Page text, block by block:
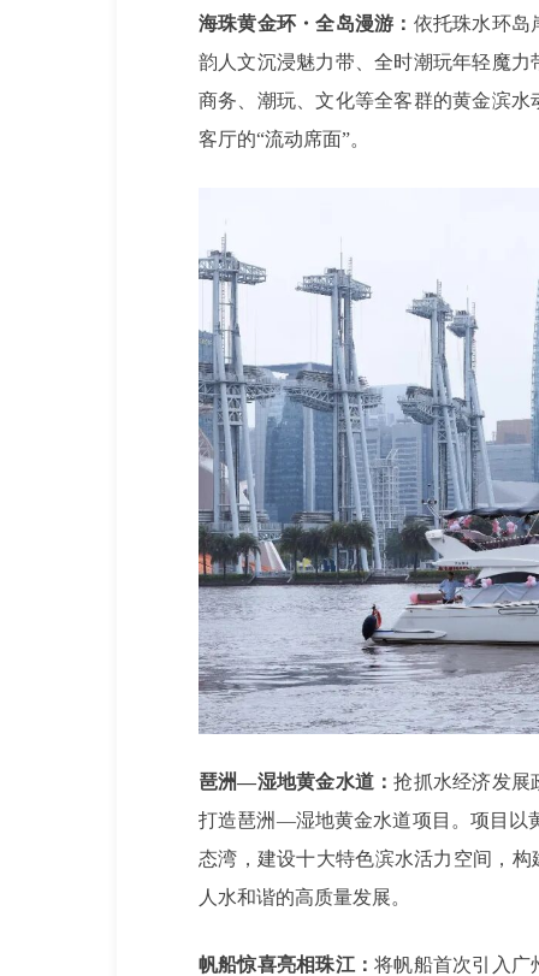
海珠黄金环・全岛漫游： 依托珠水环岛
韵人文沉浸魅力带、全时潮玩年轻魔
商务、潮玩、文化等全客群的黄金滨
客厅的“流动席面”。
琶洲—湿地黄金水道：抢抓水经济发展
打造琶洲—湿地黄金水道项目。项目以
态湾，建设十大特色滨水活力空间，
人水和谐的高质量发展。
帆船惊喜亮相珠江：将帆船首次引入广